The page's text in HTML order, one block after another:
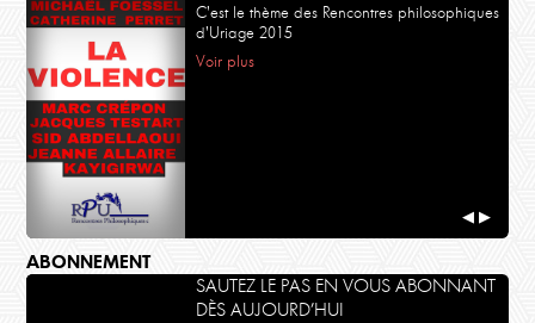
C'est le thème des Rencontres philosophiques
d'Uriage 2015
Voir plus
◀ ▶
ABONNEMENT
SAUTEZ LE PAS EN VOUS ABONNANT
DÈS AUJOURD’HUI